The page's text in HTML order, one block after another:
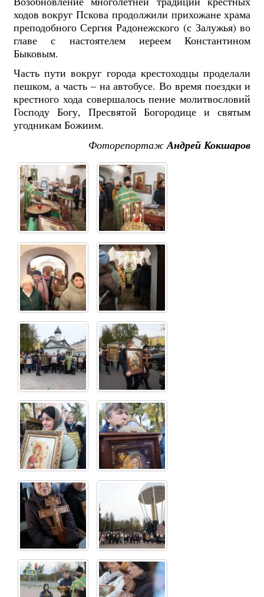
ходов вокруг Пскова продолжили прихожане храма
преподобного Сергия Радонежского (с Залужья) во
главе с настоятелем иереем Константином
Быковым.
Часть пути вокруг города крестоходцы проделали
пешком, а часть – на автобусе. Во время поездки и
крестного хода совершалось пение молитвословий
Господу Богу, Пресвятой Богородице и святым
угодникам Божиим.
ФоторепортажАндрей Кокшаров